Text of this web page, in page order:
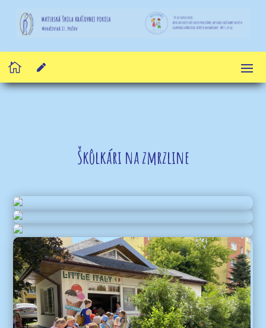
 
Škôlkári na zmrzline